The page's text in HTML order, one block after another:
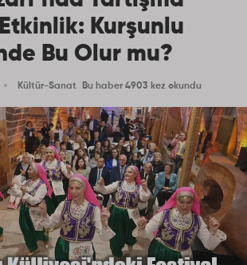
Kurşunlu
Bu Olur mu?
Kültür-Sanat Bu haber 4903 kez okundu